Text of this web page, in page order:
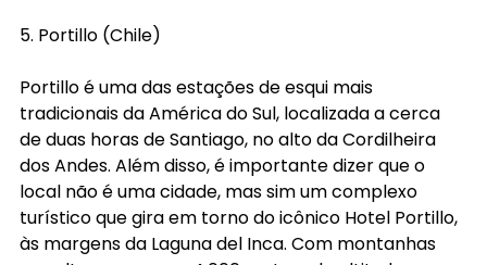
5. Portillo (Chile)
Portillo é uma das estações de esqui mais
tradicionais da América do Sul, localizada a cerca
de duas horas de Santiago, no alto da Cordilheira
dos Andes. Além disso, é importante dizer que o
local não é uma cidade, mas sim um complexo
turístico que gira em torno do icônico Hotel Portillo,
às margens da Laguna del Inca. Com montanhas